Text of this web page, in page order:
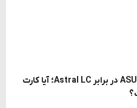
بررسی ASUS ROG Astral RTX 5090 در برابر Astral LC؛ آیا کارت